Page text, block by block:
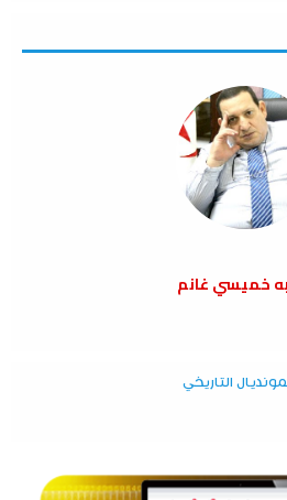
خميسي غانم
التاريخي